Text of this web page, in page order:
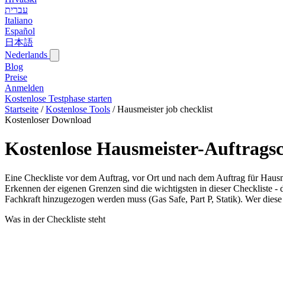
עברית
Italiano
Español
日本語
Nederlands
Blog‎
Preise
Anmelden
Kostenlose Testphase starten
Startseite / Kostenlose Tools / Hausmeister job checklist
Kostenloser Download
Kostenlose Hausmeister-
Eine Checkliste vor dem Auftrag, vor Ort und nach dem Auftrag für
Erkennen der eigenen Grenzen sind die wichtigsten in dieser Checkliste
Fachkraft hinzugezogen werden muss (Gas Safe, Part P, Statik). Wer
Was in der Checkliste steht